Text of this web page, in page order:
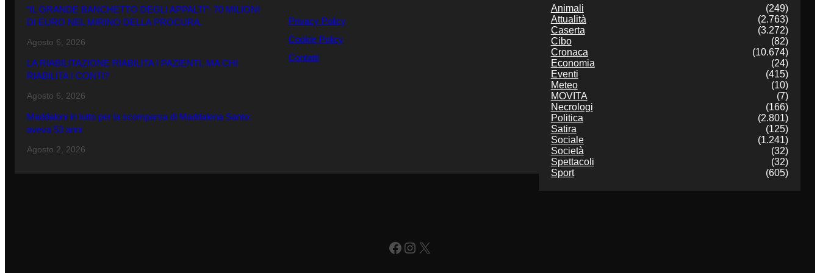
“IL GRANDE BANCHETTO DEGLI APPALTI”: 70 MILIONI
DI EURO NEL MIRINO DELLA PROCURA.
Agosto 6, 2026
LA RIABILITAZIONE RIABILITA I PAZIENTI, MA CHI
RIABILITA I CONTI?
Agosto 6, 2026
Maddaloni in lutto per la scomparsa di Maddalena Santo:
aveva 53 anni
Agosto 2, 2026
Privacy Policy
Cookie Policy
Contatti
Animali
(249)
Attualità
(2.763)
Caserta
(3.272)
Cibo
(82)
Cronaca
(10.674)
Economia
(24)
Eventi
(415)
Meteo
(10)
MOVITA
(7)
Necrologi
(166)
Politica
(2.801)
Satira
(125)
Sociale
(1.241)
Società
(32)
Spettacoli
(32)
Sport
(605)
Facebook
Instagram
X